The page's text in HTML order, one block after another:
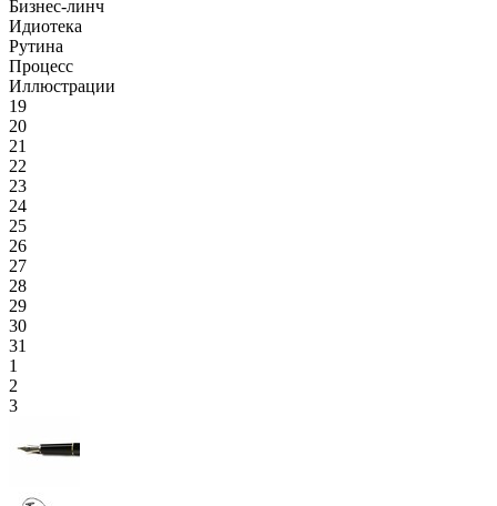
Бизнес-линч
Идиотека
Рутина
Процесс
Иллюстрации
19
20
21
22
23
24
25
26
27
28
29
30
31
1
2
3